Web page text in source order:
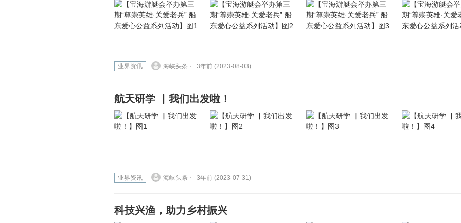
业界资讯 海峡头条 ⋅ 3年前 (2023-08-03)
航天研学 ▏我们出发啦！
业界资讯 海峡头条 ⋅ 3年前 (2023-07-31)
科技兴渔，助力乡村振兴